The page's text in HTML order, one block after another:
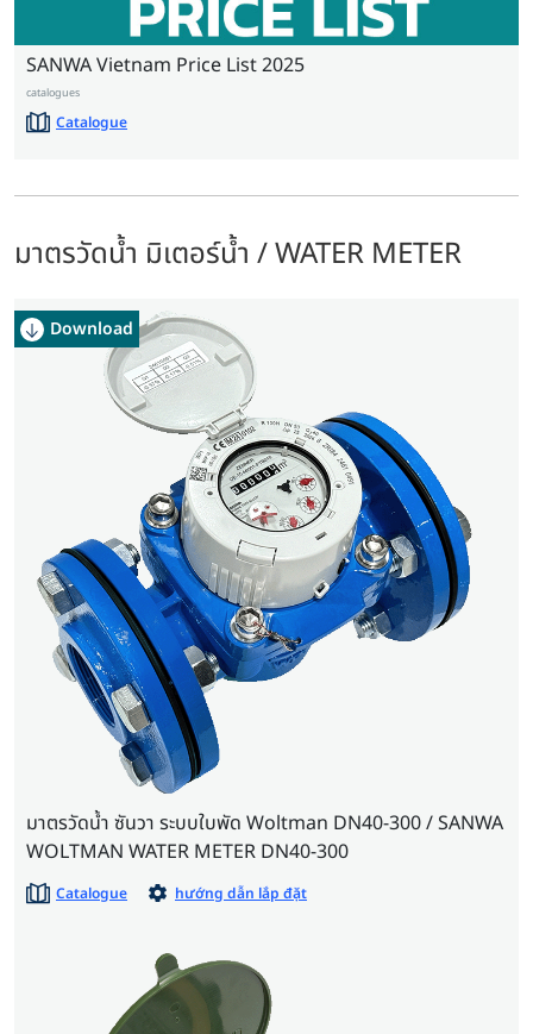
SANWA​ Vietnam Price​ List 2025
catalogues
Catalogue
มาตรวัดน้ำ มิเตอร์น้ำ / WATER METER
Download
มาตรวัดน้ำ ซันวา ระบบใบพัด Woltman DN40-300 / SANWA
WOLTMAN WATER METER DN40-300
Catalogue hướng dẫn lắp đặt
Download
Download
Download
Download
Download
Download